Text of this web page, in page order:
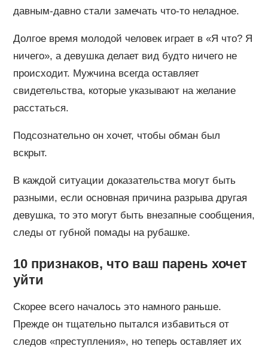
давным-давно стали замечать что-то неладное.
Долгое время молодой человек играет в «Я что? Я
ничего», а девушка делает вид будто ничего не
происходит. Мужчина всегда оставляет
свидетельства, которые указывают на желание
расстаться.
Подсознательно он хочет, чтобы обман был
вскрыт.
В каждой ситуации доказательства могут быть
разными, если основная причина разрыва другая
девушка, то это могут быть внезапные сообщения,
следы от губной помады на рубашке.
10 признаков, что ваш парень хочет
уйти
Скорее всего началось это намного раньше.
Прежде он тщательно пытался избавиться от
следов «преступления», но теперь оставляет их